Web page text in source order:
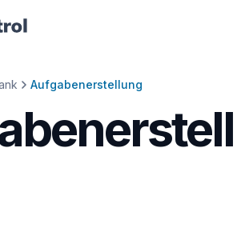
Aufgabenerstellung